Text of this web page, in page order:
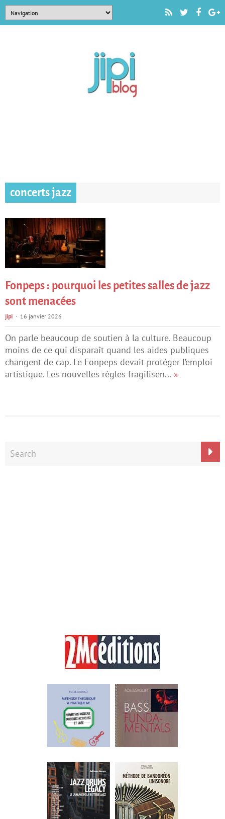
concerts jazz
Fonpeps : pourquoi les petites salles de jazz
sont menacées
jipi 16 janvier 2026
On parle beaucoup de soutien à la culture. Beaucoup
moins de ce qui disparaît quand les aides publiques
changent de cap. Le Fonpeps devait protéger l’emploi
artistique. Les nouvelles règles fragilisen... »